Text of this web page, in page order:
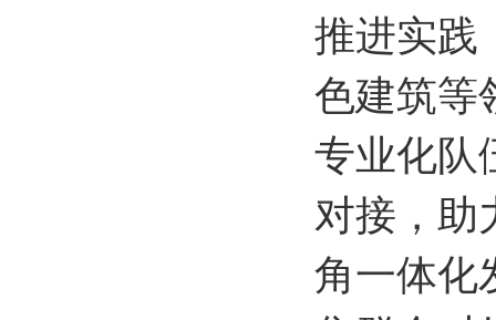
推进实践
色建筑等
专业化队
对接，助
角一体化